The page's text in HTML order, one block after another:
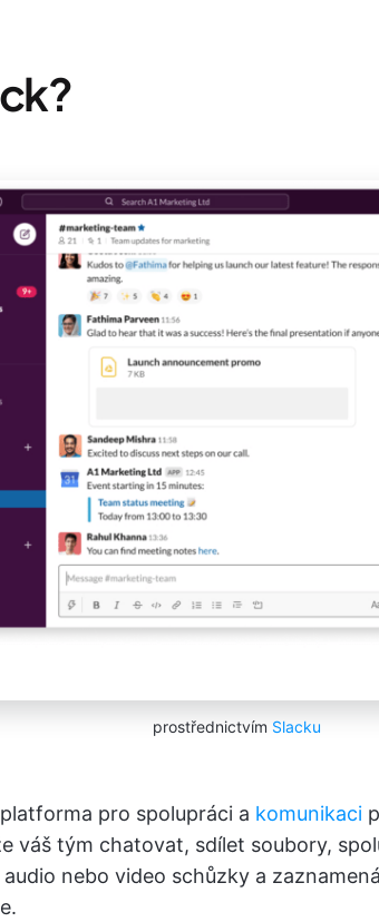
prostřednictvím Slacku
pro spolupráci a komunikaci
váš tým chatovat, sdílet soubory,
nebo video schůzky a